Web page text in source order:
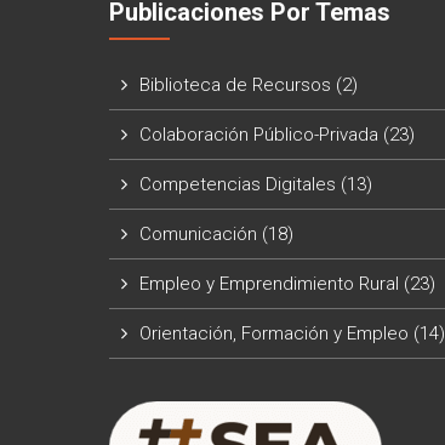
Publicaciones Por Temas
Biblioteca de Recursos (2)
Colaboración Público-Privada (23)
Competencias Digitales (13)
Comunicación (18)
Empleo y Emprendimiento Rural (23)
Orientación, Formación y Empleo (14)